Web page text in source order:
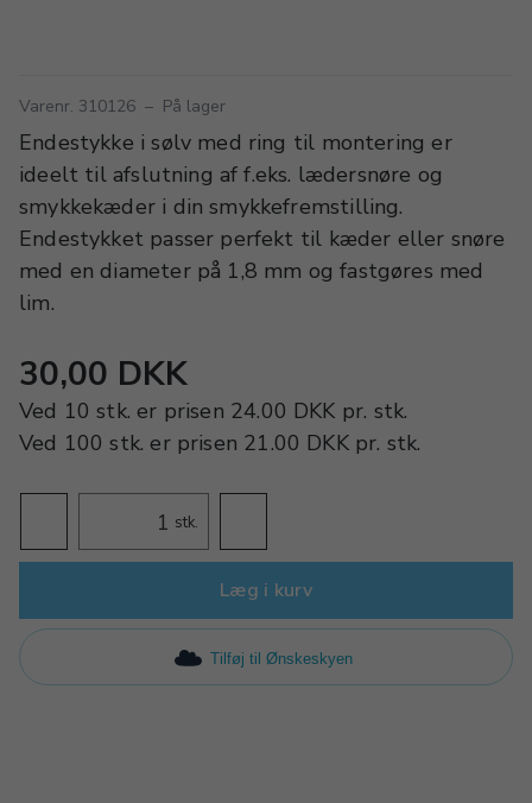
Varenr. 310126 – På lager
Endestykke i sølv med ring til montering er
ideelt til afslutning af f.eks. lædersnøre og
smykkekæder i din smykkefremstilling.
Endestykket passer perfekt til kæder eller snøre
med en diameter på 1,8 mm og fastgøres med
lim.
30,00 DKK
Ved 10 stk. er prisen 24.00 DKK pr. stk.
Ved 100 stk. er prisen 21.00 DKKpr. stk.
stk.
Læg i kurv
Tilføj til Ønskeskyen